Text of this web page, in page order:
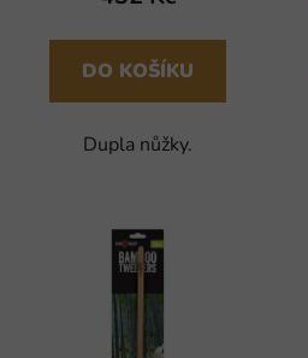
DO KOŠÍKU
Dupla nůžky.